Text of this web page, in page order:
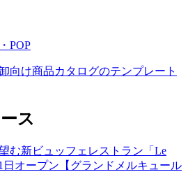
POP
向け商品カタログのテンプレート
ス
む新ビュッフェレストラン「Le
日オープン【グランドメルキュール